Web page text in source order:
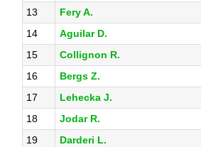
13
Fery A.
14
Aguilar D.
15
Collignon R.
16
Bergs Z.
17
Lehecka J.
18
Jodar R.
19
Darderi L.